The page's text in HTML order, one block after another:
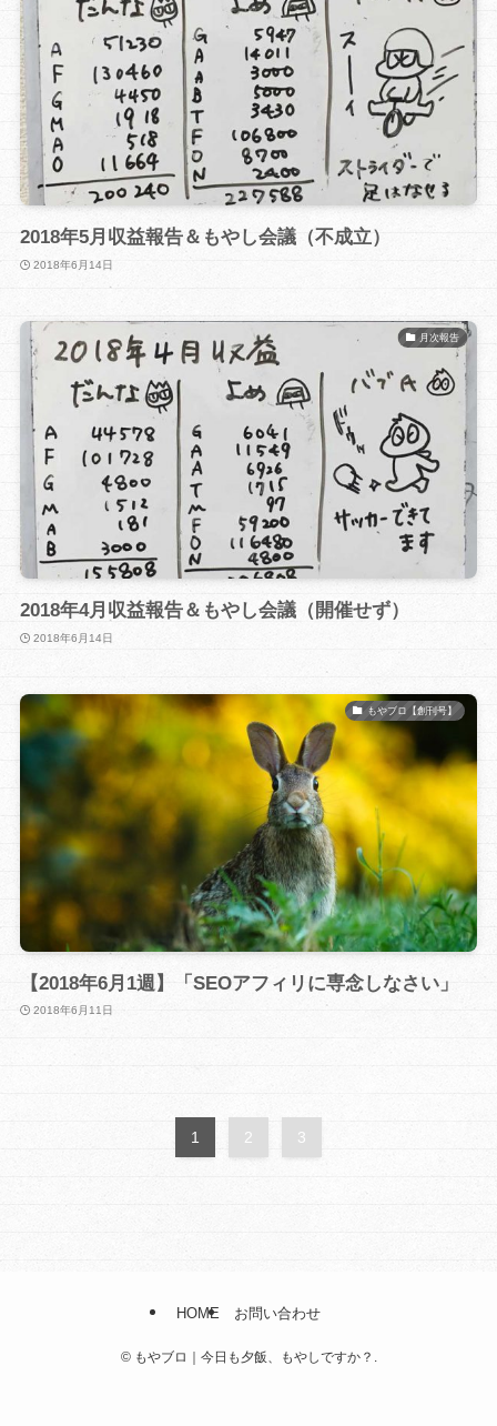
2018年5月収益報告＆もやし会議（不成立）
2018年6月14日
月次報告
2018年4月収益報告＆もやし会議（開催せず）
2018年6月14日
もやブロ【創刊号】
【2018年6月1週】「SEOアフィリに専念しなさい」
2018年6月11日
1 2 3
HOME お問い合わせ
©もやブロ｜今日も夕飯、もやしですか？.